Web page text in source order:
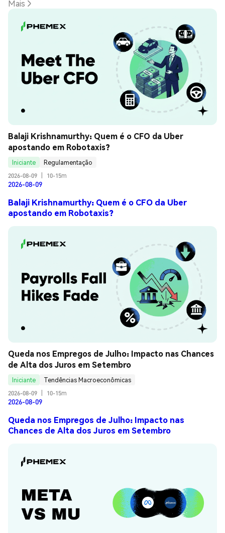
Mais
Balaji Krishnamurthy: Quem é o CFO da Uber
apostando em Robotaxis?
Iniciante
Regulamentação
2026-08-09
10-15m
2026-08-09
Balaji Krishnamurthy: Quem é o CFO da Uber
apostando em Robotaxis?
Queda nos Empregos de Julho: Impacto nas Chances
de Alta dos Juros em Setembro
Iniciante
Tendências Macroeconômicas
2026-08-09
10-15m
2026-08-09
Queda nos Empregos de Julho: Impacto nas
Chances de Alta dos Juros em Setembro